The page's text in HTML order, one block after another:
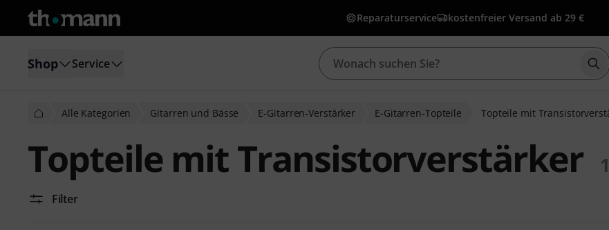
Reparaturservice kostenfreier Versand ab 29 €
Shop Service
Alle Kategorien Gitarren und Bässe E-Gitarren-Verstärker E-Gitarren-Topteile Topteile mit
Topteile mit Transistorverstärker
Filter